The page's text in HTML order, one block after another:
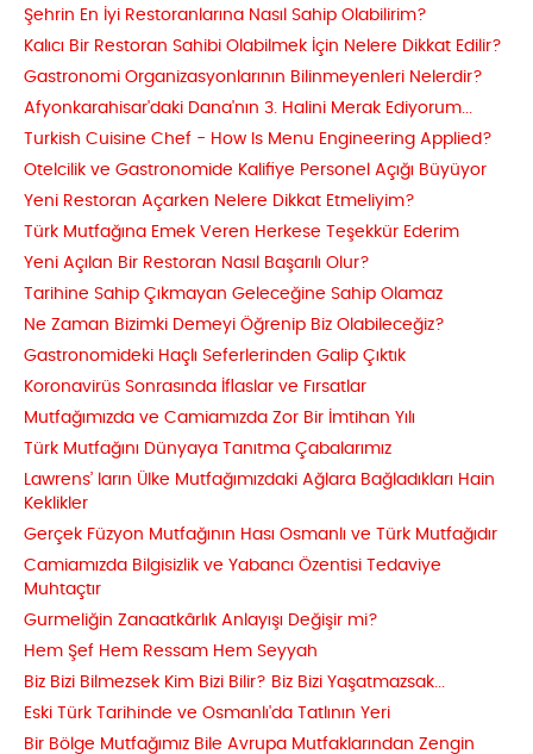
Şehrin En İyi Restoranlarına Nasıl Sahip Olabilirim?
Kalıcı Bir Restoran Sahibi Olabilmek İçin Nelere Dikkat Edilir?
Gastronomi Organizasyonlarının Bilinmeyenleri Nelerdir?
Afyonkarahisar'daki Dana'nın 3. Halini Merak Ediyorum...
Turkish Cuisine Chef - How Is Menu Engineering Applied?
Otelcilik ve Gastronomide Kalifiye Personel Açığı Büyüyor
Yeni Restoran Açarken Nelere Dikkat Etmeliyim?
Türk Mutfağına Emek Veren Herkese Teşekkür Ederim
Yeni Açılan Bir Restoran Nasıl Başarılı Olur?
Tarihine Sahip Çıkmayan Geleceğine Sahip Olamaz
Ne Zaman Bizimki Demeyi Öğrenip Biz Olabileceğiz?
Gastronomideki Haçlı Seferlerinden Galip Çıktık
Koronavirüs Sonrasında İflaslar ve Fırsatlar
Mutfağımızda ve Camiamızda Zor Bir İmtihan Yılı
Türk Mutfağını Dünyaya Tanıtma Çabalarımız
Lawrens’ ların Ülke Mutfağımızdaki Ağlara Bağladıkları Hain
Keklikler
Gerçek Füzyon Mutfağının Hası Osmanlı ve Türk Mutfağıdır
Camiamızda Bilgisizlik ve Yabancı Özentisi Tedaviye
Muhtaçtır
Gurmeliğin Zanaatkârlık Anlayışı Değişir mi?
Hem Şef Hem Ressam Hem Seyyah
Biz Bizi Bilmezsek Kim Bizi Bilir? Biz Bizi Yaşatmazsak...
Eski Türk Tarihinde ve Osmanlı'da Tatlının Yeri
Bir Bölge Mutfağımız Bile Avrupa Mutfaklarından Zengin